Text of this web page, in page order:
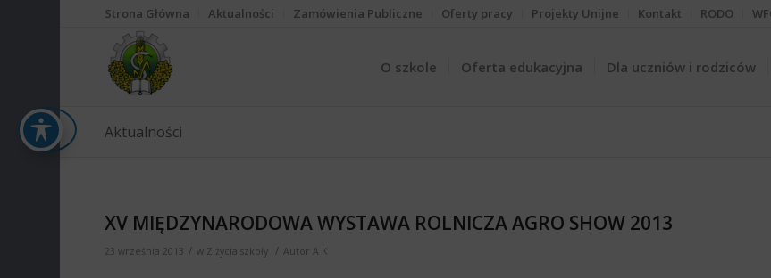
Strona Główna Aktualności Zamówienia Publiczne Oferty pracy Projekty Unijne Kontakt RODO
O szkole Oferta edukacyjna Dla uczniów i rodziców
Aktualności
XV MIĘDZYNARODOWA WYSTAWA ROLNICZA AGRO SHOW 2013
23 września 2013 / w Z życia szkoły / AutorA K